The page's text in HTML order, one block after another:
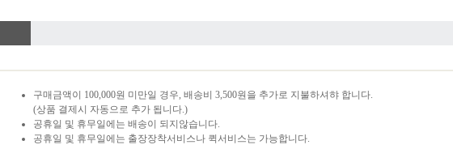
구매금액이 100,000원 미만일 경우, 배송비 3,500원을 추가로 지불하셔햐 합니다.
(상품 결제시 자동으로 추가 됩니다.)
공휴일 및 휴무일에는 배송이 되지않습니다.
공휴일 및 휴무일에는 출장장착서비스나 퀵서비스는 가능합니다.